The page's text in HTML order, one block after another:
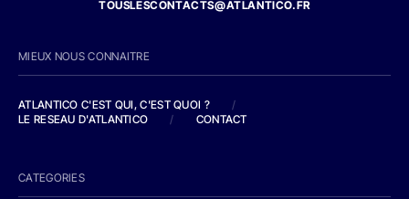
TOUSLESCONTACTS@ATLANTICO.FR
MIEUX NOUS CONNAITRE
ATLANTICO C'EST QUI, C'EST QUOI ?
/
LE RESEAU D'ATLANTICO
/ CONTACT
CATEGORIES